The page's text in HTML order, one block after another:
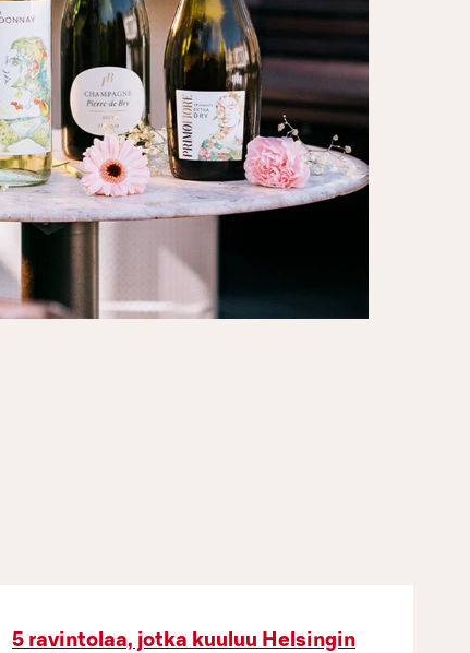
5 ravintolaa, jotka kuuluu Helsingin